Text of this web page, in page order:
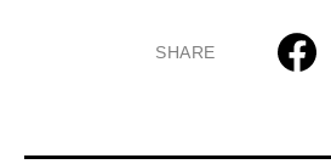
SHARE